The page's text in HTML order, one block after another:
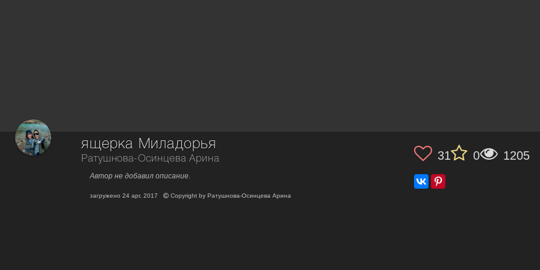
ящерка Миладорья
Ратушнова-Осинцева Арина
Автор не добавил описание.
загружено24 apr, 2017 Copyright byРатушнова-Осинцева Арина
31 0 1205